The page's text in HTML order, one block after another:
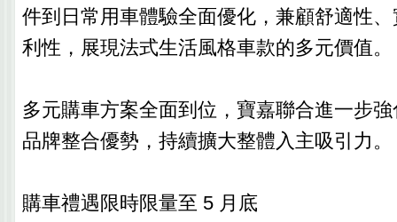
件到日常用車體驗全面優化，兼顧舒適性
利性，展現法式生活風格車款的多元價值。
多元購車方案全面到位，寶嘉聯合進一步
品牌整合優勢，持續擴大整體入主吸引力。
購車禮遇限時限量至 5 月底